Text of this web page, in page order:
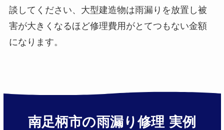
談してください、大型建造物は雨漏りを放置し被
害が大きくなるほど修理費用がとてつもない金額
になります。
南足柄市の雨漏り修理 実例